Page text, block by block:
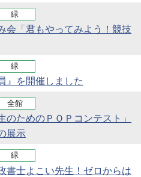
緑
会「君もやってみよう！競技
緑
』を開催しました
全館
ためのＰＯＰコンテスト」
展示
緑
書士よこい先生！ゼロからは